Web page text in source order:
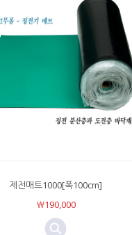
제전매트1000[폭100cm]
￦190,000